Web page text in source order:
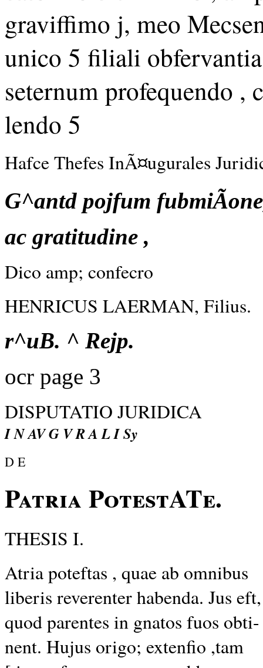
graviffimo j, meo
unico 5 filiali
seternum profequendo ,
lendo 5
Hafce Thefes InÃ¤ugurales
G^antd pojfum
ac gratitudine ,
Dico amp; confecro
HENRICUS LAERMAN, Filius.
r^uB. ^ Rejp.
ocr page 3
DISPUTATIO JURIDICA
I N AV G V R A L I Sy
D E
Patria PotestATe.
THESIS I.
Atria poteftas , quae ab omnibus
liberis reverenter habenda. Jus eft,
quod parentes in gnatos fuos obti-
nent. Hujus origo; extenfio ,tam